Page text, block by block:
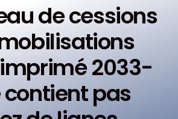
de cessions
2033-
contient pas